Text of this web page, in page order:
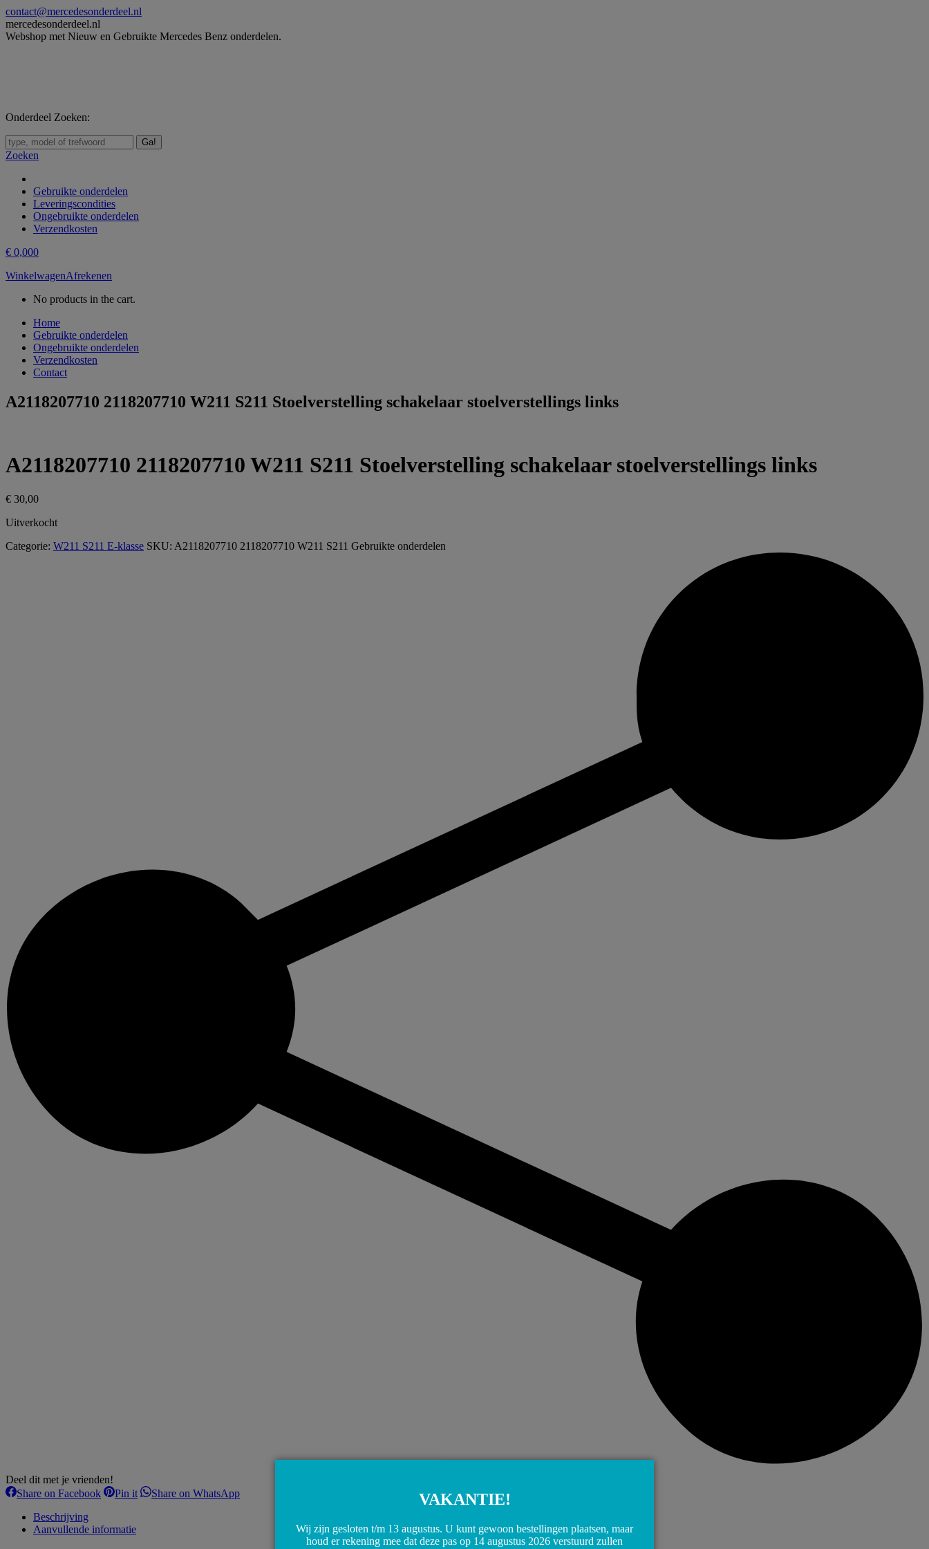
Skip
to
content
contact@mercedesonderdeel.nl
mercedesonderdeel.nl
Webshop met Nieuw en Gebruikte Mercedes Benz onderdelen.
Onderdeel Zoeken:
Zoeken:
Zoeken
Gebruikte onderdelen
Leveringscondities
Ongebruikte onderdelen
Verzendkosten
€ 0,000
WinkelwagenAfrekenen
No products in the cart.
Home
Gebruikte onderdelen
Ongebruikte onderdelen
Verzendkosten
Contact
A2118207710 2118207710 W211 S211 Stoelverstelling schakelaar stoelverstellings links
A2118207710 2118207710 W211 S211 Stoelverstelling schakelaar stoelverstellings links
€ 30,00
Uitverkocht
Categorie: W211 S211 E-klasse SKU: A2118207710 2118207710 W211 S211 Gebruikte onderdelen
Deel dit met je vrienden!
Share on FacebookSharePin itShareShare on WhatsAppShare
Beschrijving
Aanvullende informatie
VAKANTIE!
Wij zijn gesloten t/m 13 augustus. U kunt gewoon bestellingen plaatsen, maar
houd er rekening mee dat deze pas op 14 augustus 2026 verstuurd zullen